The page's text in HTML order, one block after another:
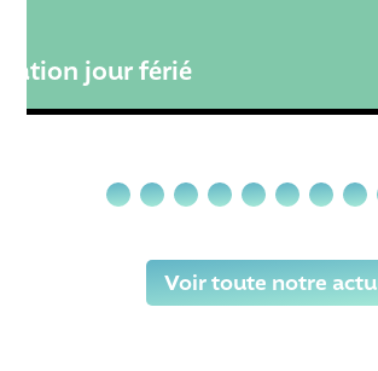
jour férié
Voir toute notre actu